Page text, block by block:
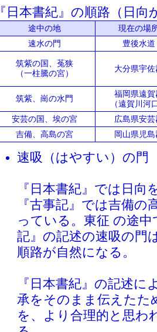
『日本書紀』の順路（日
途中の地
現在の場
速水の門
豊後水道
筑紫の国、菟狭
（一柱騰の宮）
大分県宇佐
筑紫、崗の水門
福岡県遠賀
（遠賀川河
安芸の国、埃の宮
広島県安芸
吉備、高島の宮
岡山県児島
速吸（はやすい）の門
『日本書紀』では日
『古事記』では吉備
っている。東征 の途
記』の記述の速吸の門
順路が自然になる。
『日本書紀』の記述
承をそのまま伝えたた
を、より合理的と思わ